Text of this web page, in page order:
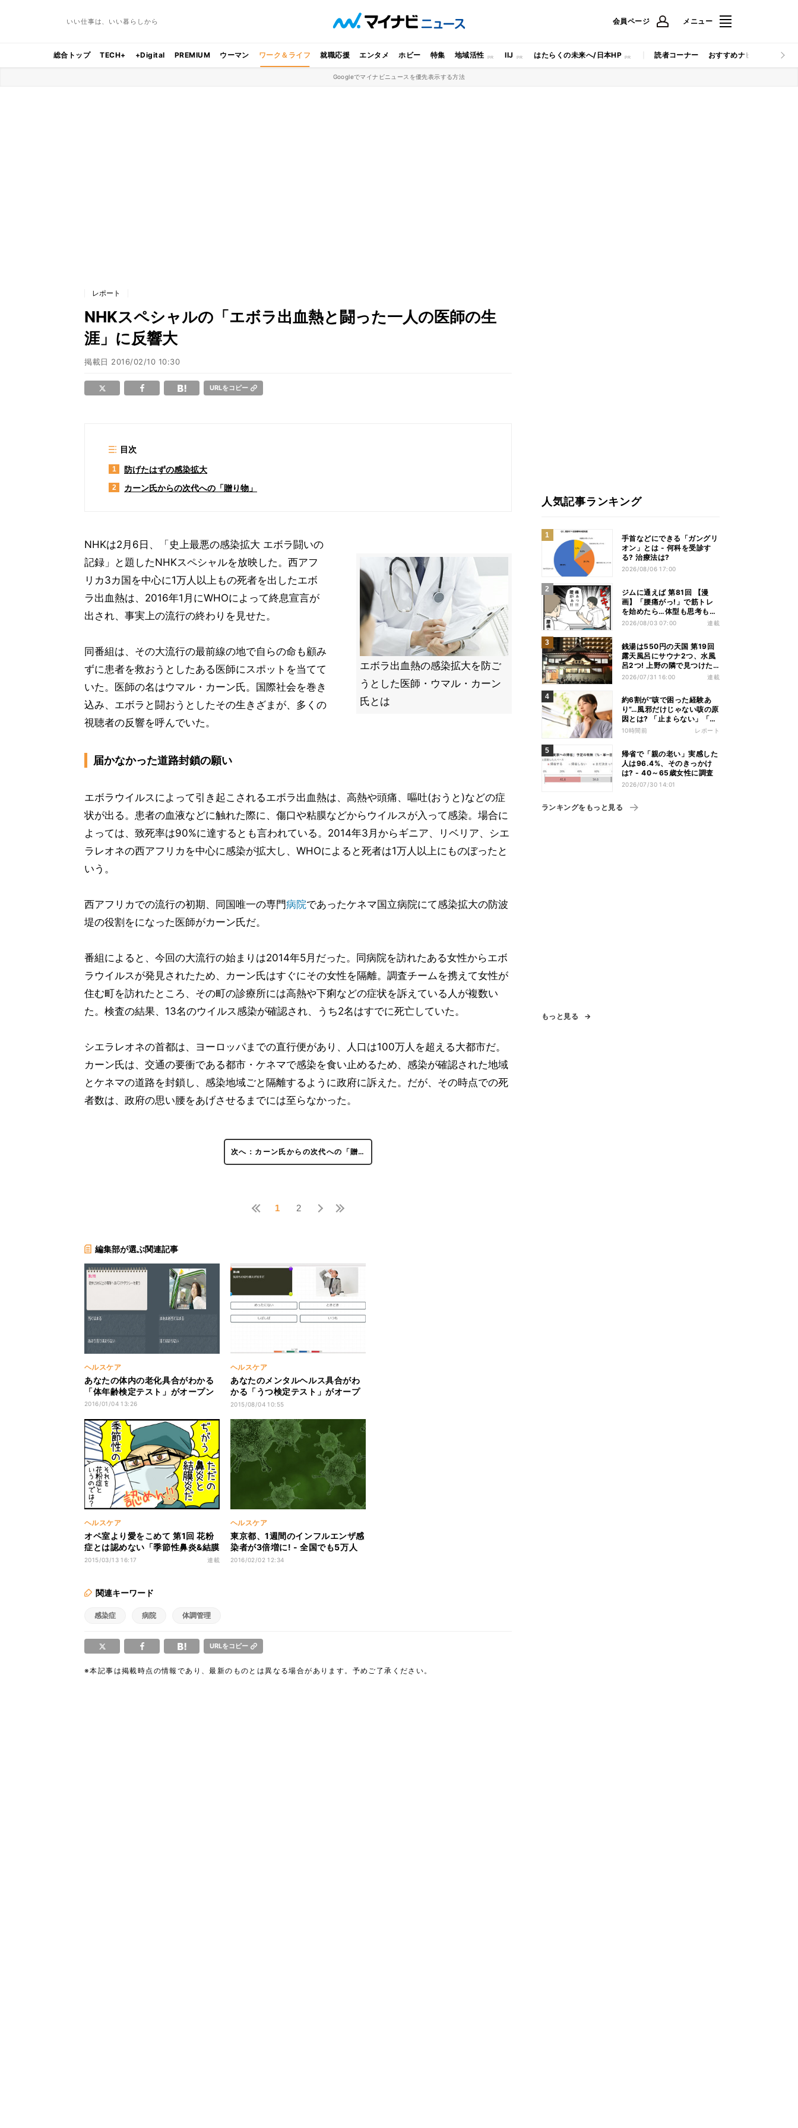
いい仕事は、いい暮らしから 会員ページ メニュー
総合トップ TECH+ +Digital PREMIUM ウーマン ワーク＆ライフ 就職応援 エンタメ ホビー 特集 地域活性 IIJ はたらくの未来へ/日本HP 読者コーナー おすすめナビ マイナビ
Googleでマイナビニュースを優先表示する方法
レポート
NHKスペシャルの「エボラ出血熱と闘った一人の医師の生
涯」に反響大
掲載日 2016/02/10 10:30
URLをコピー
目次
1 防げたはずの感染拡大
2 カーン氏からの次代への「贈り物」
エボラ出血熱の感染拡大を防ご
うとした医師・ウマル・カーン
氏とは
NHKは2月6日、「史上最悪の感染拡大 エボラ闘いの
記録」と題したNHKスペシャルを放映した。西アフ
リカ3カ国を中心に1万人以上もの死者を出したエボ
ラ出血熱は、2016年1月にWHOによって終息宣言が
出され、事実上の流行の終わりを見せた。
同番組は、その大流行の最前線の地で自らの命も顧み
ずに患者を救おうとしたある医師にスポットを当てて
いた。医師の名はウマル・カーン氏。国際社会を巻き
込み、エボラと闘おうとしたその生きざまが、多くの
視聴者の反響を呼んでいた。
届かなかった道路封鎖の願い
エボラウイルスによって引き起こされるエボラ出血熱は、高熱や頭痛、嘔吐(おうと)などの症
状が出る。患者の血液などに触れた際に、傷口や粘膜などからウイルスが入って感染。場合に
よっては、致死率は90%に達するとも言われている。2014年3月からギニア、リベリア、シエ
ラレオネの西アフリカを中心に感染が拡大し、WHOによると死者は1万人以上にものぼったと
いう。
西アフリカでの流行の初期、同国唯一の専門病院であったケネマ国立病院にて感染拡大の防波
堤の役割をになった医師がカーン氏だ。
番組によると、今回の大流行の始まりは2014年5月だった。同病院を訪れたある女性からエボ
ラウイルスが発見されたため、カーン氏はすぐにその女性を隔離。調査チームを携えて女性が
住む町を訪れたところ、その町の診療所には高熱や下痢などの症状を訴えている人が複数い
た。検査の結果、13名のウイルス感染が確認され、うち2名はすでに死亡していた。
シエラレオネの首都は、ヨーロッパまでの直行便があり、人口は100万人を超える大都市だ。
カーン氏は、交通の要衝である都市・ケネマで感染を食い止めるため、感染が確認された地域
とケネマの道路を封鎖し、感染地域ごと隔離するように政府に訴えた。だが、その時点での死
者数は、政府の思い腰をあげさせるまでには至らなかった。
次へ：カーン氏からの次代への「贈…
1 2
編集部が選ぶ関連記事
ヘルスケア
あなたの体内の老化具合がわかる
「体年齢検定テスト」がオープン
2016/01/04 13:26
ヘルスケア
あなたのメンタルヘルス具合がわ
かる「うつ検定テスト」がオープ
ン
2015/08/04 10:55
ヘルスケア
オペ室より愛をこめて 第1回 花粉
症とは認めない「季節性鼻炎&結膜
炎」のコラボ
2015/03/13 16:17 連載
ヘルスケア
東京都、1週間のインフルエンザ感
染者が3倍増に! - 全国でも5万人
に到達
2016/02/02 12:34
関連キーワード
感染症 病院 体調管理
URLをコピー
※本記事は掲載時点の情報であり、最新のものとは異なる場合があります。予めご了承ください。
人気記事ランキング
手首などにできる「ガングリ
オン」とは - 何科を受診す
る? 治療法は?
2026/08/06 17:00
ジムに通えば 第81回 【漫
画】「腰痛がっ!」で筋トレ
を始めたら…体型も思考も別
人になっていた
2026/08/03 07:00 連載
銭湯は550円の天国 第19回
露天風呂にサウナ2つ、水風
呂2つ! 上野の隣で見つけた
東京屈指の人気銭湯
2026/07/31 16:00 連載
約6割が“咳で困った経験あ
り”…風邪だけじゃない咳の原
因とは? 「止まらない」「眠
れない」悩みを医師が解説
10時間前 レポート
帰省で「親の老い」実感した
人は96.4%、そのきっかけ
は? - 40～65歳女性に調査
2026/07/30 14:01
ランキングをもっと見る
もっと見る